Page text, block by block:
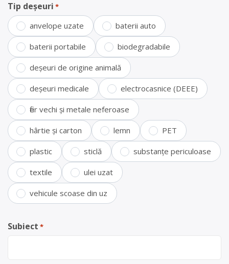
Tip deșeuri *
anvelope uzate baterii auto
baterii portabile biodegradabile
deșeuri de origine animală
deșeuri medicale electrocasnice (DEEE)
fier vechi și metale neferoase
hârtie și carton lemn PET
plastic sticlă substanțe periculoase
textile ulei uzat
vehicule scoase din uz
Subiect *